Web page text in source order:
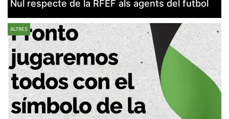
Nul respecte de la RFEF als agents del futbol
ALTRES